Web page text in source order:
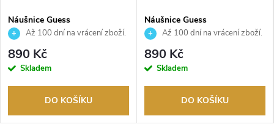
Náušnice Guess
JUBE06075JWYGT
Až 100 dní na vrácení zboží.
Autorizovaný prodejce.
890 Kč
Skladem
DO KOŠÍKU
Náušnice Guess
JUBE06045JWYGT
Až 100 dní na vrácení zboží.
Autorizovaný prodejce.
890 Kč
Skladem
DO KOŠÍKU